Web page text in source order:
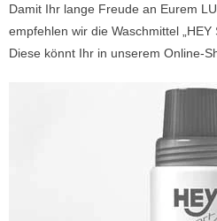
Damit Ihr lange Freude an Eurem
empfehlen wir die Waschmittel „HEY
Diese könnt Ihr in unserem Online-